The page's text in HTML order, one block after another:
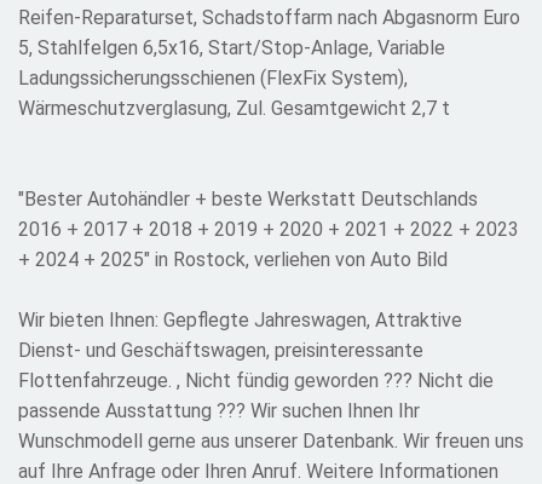
Reifen-Reparaturset, Schadstoffarm nach Abgasnorm Euro
5, Stahlfelgen 6,5x16, Start/Stop-Anlage, Variable
Ladungssicherungsschienen (FlexFix System),
Wärmeschutzverglasung, Zul. Gesamtgewicht 2,7 t
"Bester Autohändler + beste Werkstatt Deutschlands
2016 + 2017 + 2018 + 2019 + 2020 + 2021 + 2022 + 2023
+ 2024 + 2025" in Rostock, verliehen von Auto Bild
Wir bieten Ihnen: Gepflegte Jahreswagen, Attraktive
Dienst- und Geschäftswagen, preisinteressante
Flottenfahrzeuge. , Nicht fündig geworden ??? Nicht die
passende Ausstattung ??? Wir suchen Ihnen Ihr
Wunschmodell gerne aus unserer Datenbank. Wir freuen uns
auf Ihre Anfrage oder Ihren Anruf. Weitere Informationen